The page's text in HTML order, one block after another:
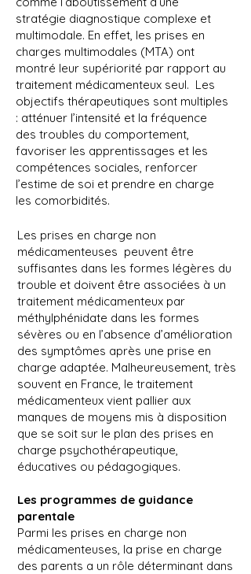
stratégie diagnostique complexe et
multimodale. En effet, les prises en
charges multimodales (MTA) ont
montré leur supériorité par rapport au
traitement médicamenteux seul. Les
objectifs thérapeutiques sont multiples
: atténuer l’intensité et la fréquence
des troubles du comportement,
favoriser les apprentissages et les
compétences sociales, renforcer
l’estime de soi et prendre en charge
les comorbidités.
Les prises en charge non
médicamenteuses peuvent être
suffisantes dans les formes légères du
trouble et doivent être associées à un
traitement médicamenteux par
méthylphénidate dans les formes
sévères ou en l’absence d’amélioration
des symptômes après une prise en
charge adaptée. Malheureusement, très
souvent en France, le traitement
médicamenteux vient pallier aux
manques de moyens mis à disposition
que se soit sur le plan des prises en
charge psychothérapeutique,
éducatives ou pédagogiques.
Les programmes de guidance
parentale
Parmi les prises en charge non
médicamenteuses, la prise en charge
des parents a un rôle déterminant dans